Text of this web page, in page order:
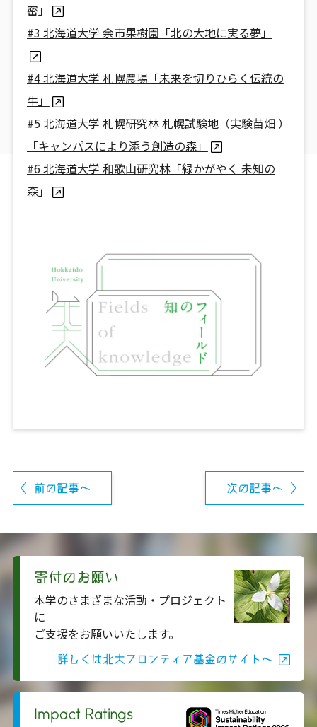
密」
#3 北海道大学 余市果樹園「北の大地に実る夢」
#4 北海道大学 札幌農場「未来を切りひらく伝統の
牛」
#5 北海道大学 札幌研究林 札幌試験地（実験苗畑 ）
「キャンパスにより添う創造の森」
#6 北海道大学 和歌山研究林「緑かがやく 未知の
森」
前の記事へ 次の記事へ
寄付のお願い
本学のさまざまな活動・プロジェクト
に
ご支援をお願いいたします。
詳しくは北大フロンティア基金のサイトへ
Impact Ratings